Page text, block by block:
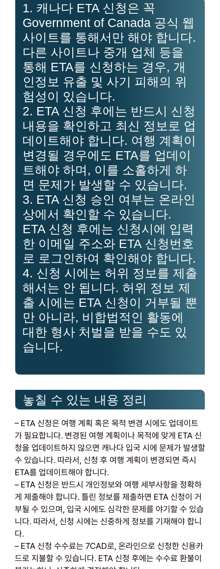
1. 캐나다 ETA 신청은 꼭
Government of Canada 공식 웹
사이트를 통해서만 해야 합니다.
다른 사이트나 중개 업체 등을
통해 ETA를 신청하는 경우, 개
인정보 유출 및 사기 피해의 위
험성이 있습니다.
2. ETA 신청 후에는 반드시 신청
내용을 확인하고 최신 정보로 업
데이트해야 합니다. 여행 계획이
변경될 경우에도 ETA를 업데이
트해야 하며, 이를 소홀하게 하
면 문제가 발생할 수 있습니다.
3. ETA 신청 승인 여부는 온라인
상에서 확인할 수 있습니다.
ETA 신청 후에는 신청시에 입력
한 이메일 주소와 ETA 신청번호
로 로그인하여 확인해야 합니다.
4. 신청 시에는 허위 정보를 제출
해서는 안 됩니다. 허위 정보 제
출 시에는 ETA 신청이 거부될 뿐
만 아니라, 비합법적인 활동에
대한 형사 처벌을 받을 수도 있
습니다.
놓칠 수 있는 내용 정리
– ETA 신청은 여행 계획 혹은 목적 변경 시에도 업데이트
가 필요합니다. 변경된 여행 계획이나 목적에 맞게 ETA 신
청을 업데이트하지 않으면 캐나다 입국 시에 문제가 발생할
수 있습니다. 따라서, 신청 후 여행 계획이 변경되면 즉시
ETA를 업데이트해야 합니다.
– ETA 신청은 반드시 개인정보와 여행 세부사항을 정확하
게 제출해야 합니다. 틀린 정보를 제출하면 ETA 신청이 거
부될 수 있으며, 입국 시에도 심각한 문제를 야기할 수 있습
니다. 따라서, 신청 시에는 신중하게 정보를 기재해야 합니
다.
– ETA 신청 수수료는 7CAD로, 온라인으로 신청한 신용카
드로 지불할 수 있습니다. ETA 신청 후에는 수수료 환불이